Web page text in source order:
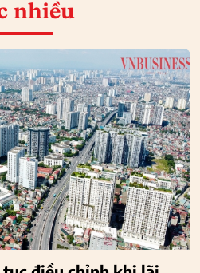
nhiều